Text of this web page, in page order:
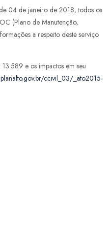
04 de janeiro de 2018, todos os
(Plano de Manutenção,
a respeito deste serviço
e os impactos em seu
ccivil_03/_ato2015-